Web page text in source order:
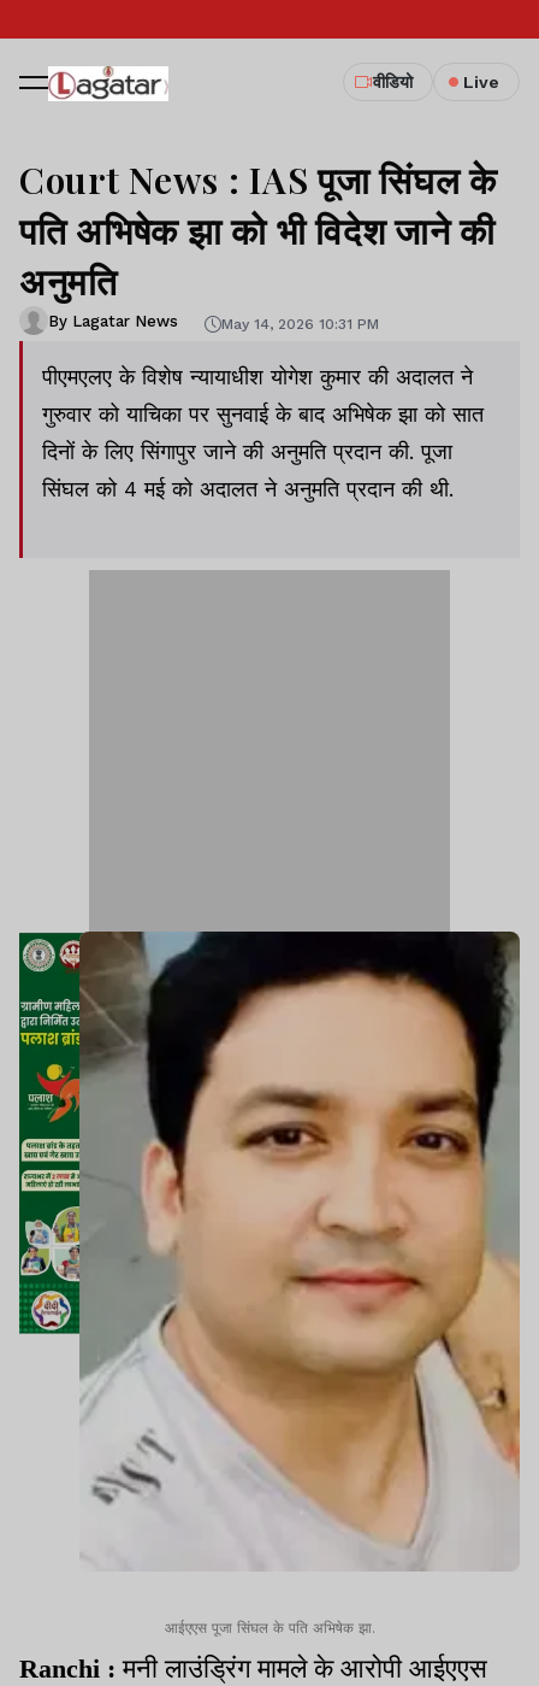
वीडियो Live
Court News : IAS पूजा सिंघल के
पति अभिषेक झा को भी विदेश जाने की
अनुमति
By Lagatar News May 14, 2026 10:31 PM
पीएमएलए के विशेष न्यायाधीश योगेश कुमार की अदालत ने
गुरुवार को याचिका पर सुनवाई के बाद अभिषेक झा को सात
दिनों के लिए सिंगापुर जाने की अनुमति प्रदान की. पूजा
सिंघल को 4 मई को अदालत ने अनुमति प्रदान की थी.
आईएएस पूजा सिंघल के पति अभिषेक झा.
Ranchi : मनी लाउंड्रिंग मामले के आरोपी आईएएस